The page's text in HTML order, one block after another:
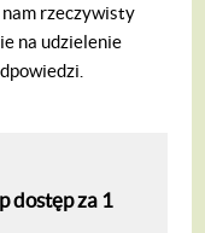
rzeczywisty
na udzielenie
dostęp za 1